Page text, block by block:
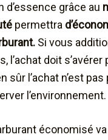
grâce au
permettra
Si vous
l’achat doit s’avérer
sûr l’achat n’est
l’environnement.
économisé